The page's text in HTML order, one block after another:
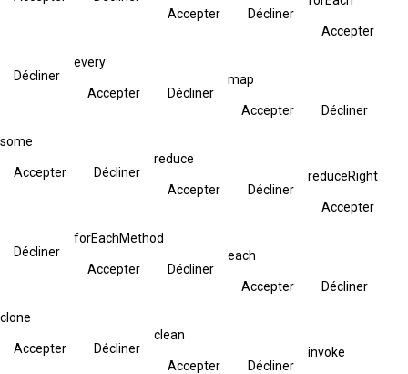
Accepter
Décliner
Accepter
Décliner
every
Accepter Décliner
map
Accepter Décliner
some
Accepter Décliner
reduce
Accepter Décliner
reduceRight
Accepter
Décliner
forEachMethod
Accepter Décliner
each
Accepter Décliner
clone
Accepter Décliner
clean
Accepter Décliner
invoke